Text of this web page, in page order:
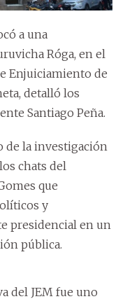
a una
Róga, en el
Enjuiciamiento de
detalló los
Santiago Peña.
de la investigación
chats del
que
y
presidencial en un
pública.
del JEM fue uno